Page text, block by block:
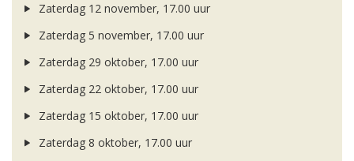
Zaterdag 12 november, 17.00 uur
Zaterdag 5 november, 17.00 uur
Zaterdag 29 oktober, 17.00 uur
Zaterdag 22 oktober, 17.00 uur
Zaterdag 15 oktober, 17.00 uur
Zaterdag 8 oktober, 17.00 uur